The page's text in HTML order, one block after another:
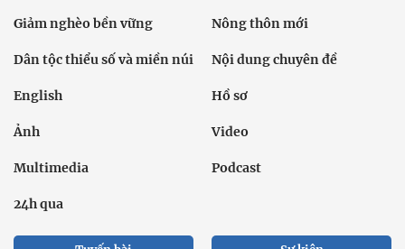
Giảm nghèo bền vững Nông thôn mới
Dân tộc thiểu số và miền núi Nội dung chuyên đề
English Hồ sơ
Ảnh Video
Multimedia Podcast
24h qua